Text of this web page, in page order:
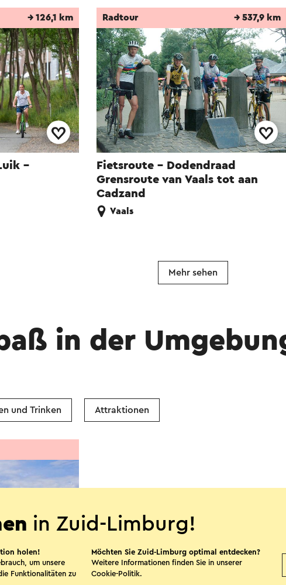
-
→ 126,1 km
Fietsroute - Dodendraad
Grensroute van Vaals tot aan
Cadzand
Radtour → 537,9 km
Vaals
Mehr sehen
in der
und Trinken Attraktionen
in Zuid-Limburg!
holen!
um unsere
Funktionalitäten zu
Möchten Sie Zuid-Limburg optimal entdecken?
Weitere Informationen finden Sie in unserer
Cookie-Politik.